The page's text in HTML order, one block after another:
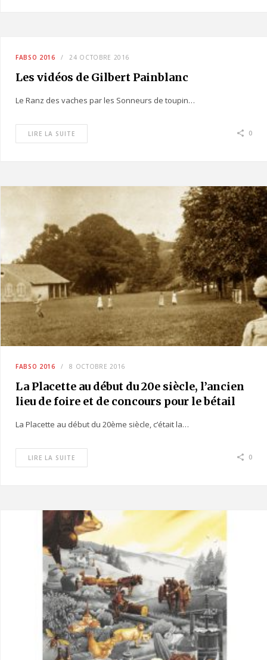
FABSO 2016 24 OCTOBRE 2016
Les vidéos de Gilbert Painblanc
Le Ranz des vaches par les Sonneurs de toupin…
LIRE LA SUITE 0
FABSO 2016 8 OCTOBRE 2016
La Placette au début du 20e siècle, l’ancien
lieu de foire et de concours pour le bétail
La Placette au début du 20ème siècle, c’était la…
LIRE LA SUITE 0